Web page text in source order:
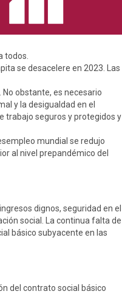
todos.
se desacelere en 2023. Las
obstante, es necesario
y la desigualdad en el
trabajo seguros y protegidos y
mundial se redujo
al nivel prepandémico del
dignos, seguridad en el
social. La continua falta de
básico subyacente en las
del contrato social básico